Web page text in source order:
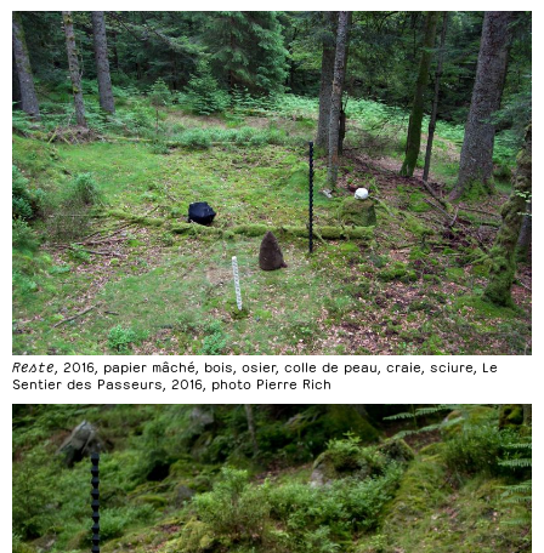
Reste, 2016, papier mâché, bois, osier, colle de peau, craie, sciure, Le
Sentier des Passeurs, 2016, photo Pierre Rich